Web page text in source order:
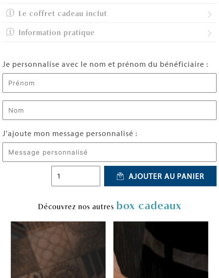
Le coffret cadeau inclut
Information pratique
Je personnalise avec le nom et prénom du bénéficiaire :
J'ajoute mon message personnalisé :
AJOUTER AU PANIER
Découvrez nos autres box cadeaux